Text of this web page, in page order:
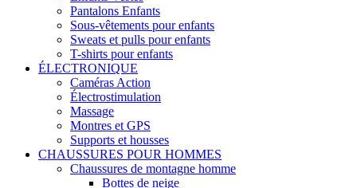
Pantalons Enfants
Sous-vêtements pour enfants
Sweats et pulls pour enfants
T-shirts pour enfants
ÉLECTRONIQUE
Caméras Action
Électrostimulation
Massage
Montres et GPS
Supports et housses
CHAUSSURES POUR HOMMES
Chaussures de montagne homme
Bottes de neige